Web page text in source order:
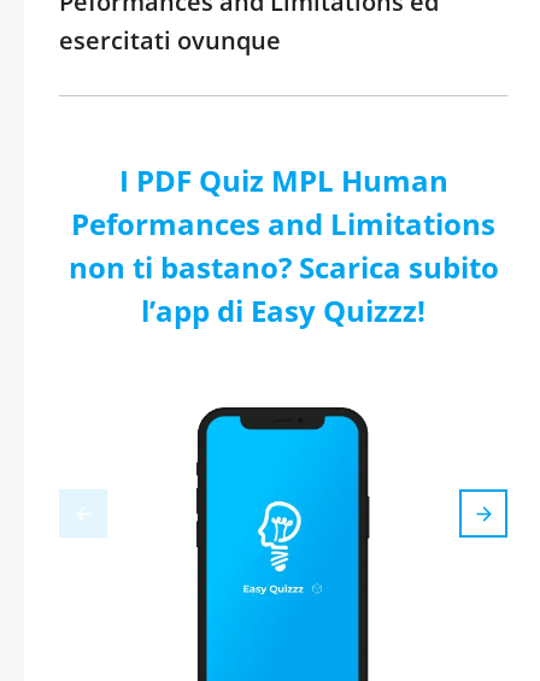
esercitati ovunque
I PDF Quiz MPL Human
Peformances and Limitations
non ti bastano? Scarica subito
l’app di Easy Quizzz!